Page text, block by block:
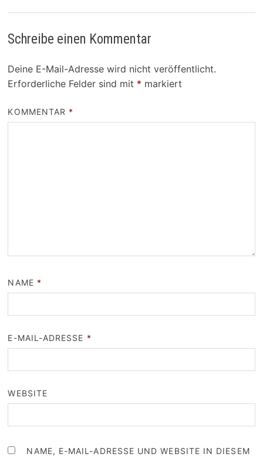
Schreibe einen Kommentar
Deine E-Mail-Adresse wird nicht veröffentlicht.
Erforderliche Felder sind mit * markiert
KOMMENTAR *
NAME *
E-MAIL-ADRESSE *
WEBSITE
NAME, E-MAIL-ADRESSE UND WEBSITE IN DIESEM